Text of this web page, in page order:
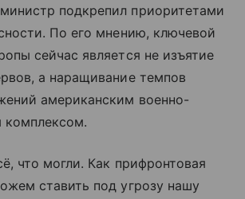
подкрепил приоритетами
По его мнению, ключевой
сейчас является не изъятие
а наращивание темпов
американским военно-
что могли. Как прифронтовая
ставить под угрозу нашу